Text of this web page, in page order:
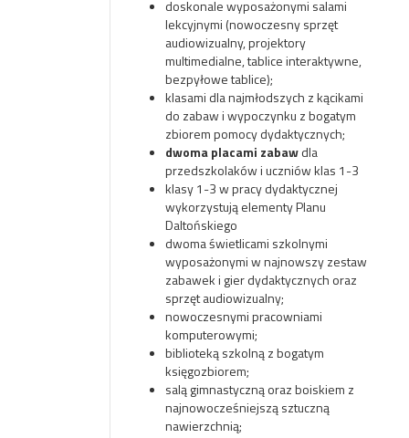
doskonale wyposażonymi salami
lekcyjnymi (nowoczesny sprzęt
audiowizualny, projektory
multimedialne, tablice interaktywne,
bezpyłowe tablice);
klasami dla najmłodszych z kącikami
do zabaw i wypoczynku z bogatym
zbiorem pomocy dydaktycznych;
dwoma placami zabawdla
przedszkolaków i uczniów klas 1-3
klasy 1-3 w pracy dydaktycznej
wykorzystują elementy Planu
Daltońskiego
dwoma świetlicami szkolnymi
wyposażonymi w najnowszy zestaw
zabawek i gier dydaktycznych oraz
sprzęt audiowizualny;
nowoczesnymi pracowniami
komputerowymi;
biblioteką szkolną z bogatym
księgozbiorem;
salą gimnastyczną oraz boiskiem z
najnowocześniejszą sztuczną
nawierzchnią;